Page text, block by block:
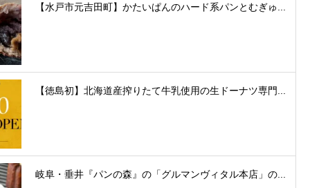
【水戸市元吉田町】かたいぱんのハード系パンとむぎゅ...
【徳島初】北海道産搾りたて牛乳使用の生ドーナツ専門...
岐阜・垂井『パンの森』の「グルマンヴィタル本店」の...